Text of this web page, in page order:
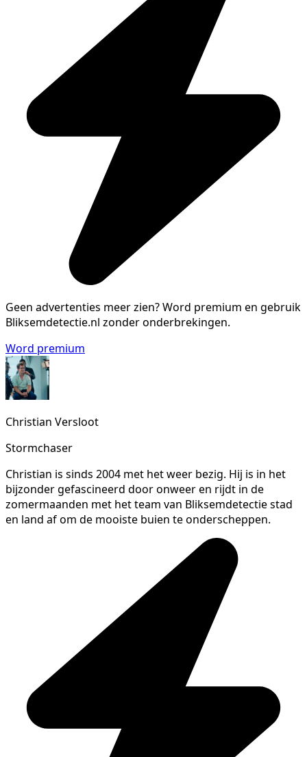
Geen advertenties meer zien?Word premium en gebruik
Bliksemdetectie.nl zonder onderbrekingen.
Word premium
Christian Versloot
Stormchaser
Christian is sinds 2004 met het weer bezig. Hij is in het
bijzonder gefascineerd door onweer en rijdt in de
zomermaanden met het team van Bliksemdetectie stad
en land af om de mooiste buien te onderscheppen.